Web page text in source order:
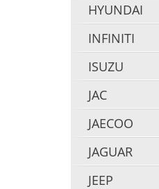
HYUNDAI
INFINITI
ISUZU
JAC
JAECOO
JAGUAR
JEEP